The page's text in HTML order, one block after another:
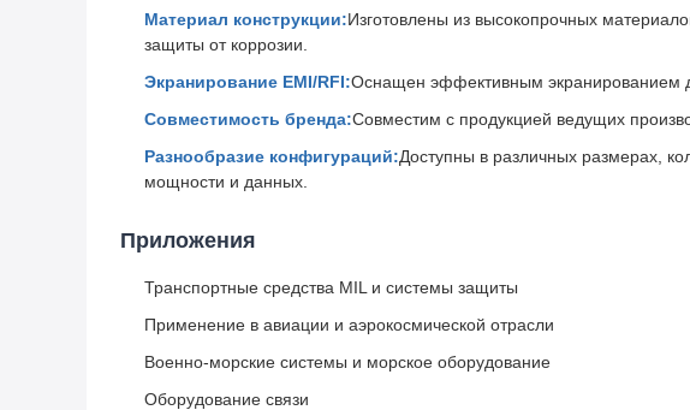
Материал конструкции:Изготовлены из высокопрочных
защиты от коррозии.
Экранирование EMI/RFI:Оснащен эффективным экранированием
Совместимость бренда:Совместим с продукцией ведущих
Разнообразие конфигураций:Доступны в различных размерах,
мощности и данных.
Приложения
Транспортные средства MIL и системы защиты
Применение в авиации и аэрокосмической отрасли
Военно-морские системы и морское оборудование
Оборудование связи